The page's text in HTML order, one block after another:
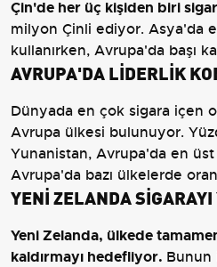
Çin'de her üç kişiden biri
milyon Çinli ediyor. Asya'da
kullanırken, Avrupa'da başı
AVRUPA'DA LİDERLİK
Dünyada en çok sigara içen
Avrupa ülkesi bulunuyor.
Yunanistan, Avrupa'da en üst
Avrupa'da bazı ülkelerde
YENİ ZELANDA
Yeni Zelanda, ülkede
kaldırmayı hedefliyor. Bunun